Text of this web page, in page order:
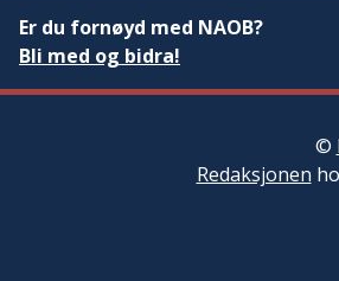
Er du fornøyd med NAOB?
Bli med og bidra!
©
Redaksjonen